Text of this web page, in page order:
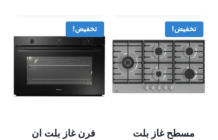
تخفيض!
مسطح غاز بلت
تخفيض!
فرن غاز بلت ان